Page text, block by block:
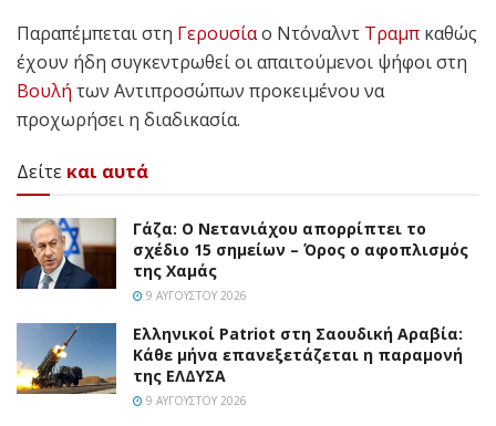
Παραπέμπεται στη Γερουσίαο Ντόναλντ Τραμπ καθώς
έχουν ήδη συγκεντρωθεί οι απαιτούμενοι ψήφοι στη
Βουλή των Αντιπροσώπων προκειμένου να
προχωρήσει η διαδικασία.
Δείτε και αυτά
Γάζα: Ο Νετανιάχου απορρίπτει το
σχέδιο 15 σημείων – Όρος ο αφοπλισμός
της Χαμάς
9 ΑΥΓΟΎΣΤΟΥ 2026
Ελληνικοί Patriot στη Σαουδική Αραβία:
Κάθε μήνα επανεξετάζεται η παραμονή
της ΕΛΔΥΣΑ
9 ΑΥΓΟΎΣΤΟΥ 2026